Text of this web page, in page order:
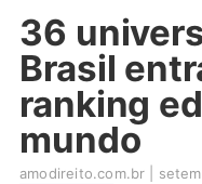
36
Brasil
ranking
mundo
amodireito.com.br